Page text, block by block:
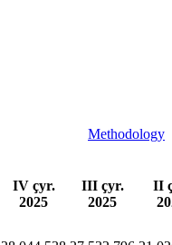
Methodology
IV çyr.
2025
III çyr.
2025
II